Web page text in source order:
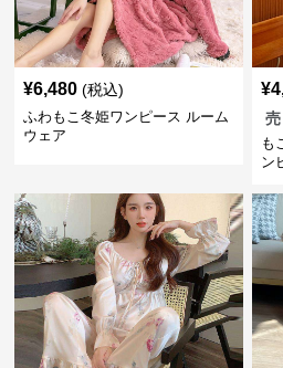
¥6,480 (税込)
ふわもこ冬姫ワンピース ルーム
ウェア
¥
も
ン